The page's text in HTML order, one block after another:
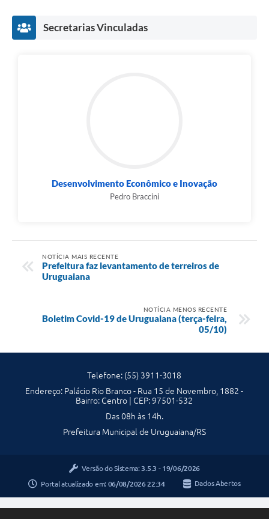
Secretarias Vinculadas
Desenvolvimento Econômico e Inovação
Pedro Braccini
NOTÍCIA MAIS RECENTE
Prefeitura faz levantamento de terreiros de
Uruguaiana
NOTÍCIA MENOS RECENTE
Boletim Covid-19 de Uruguaiana (terça-feira,
05/10)
Telefone: (55) 3911-3018
Endereço: Palácio Rio Branco - Rua 15 de Novembro, 1882 -
Bairro: Centro | CEP: 97501-532
Das 08h às 14h.
Prefeitura Municipal de Uruguaiana/RS
Versão do Sistema: 3.5.3 - 19/06/2026
Portal atualizado em: 06/08/2026 22:34 Dados Abertos